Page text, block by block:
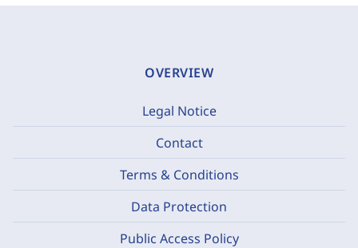
OVERVIEW
Legal Notice
Contact
Terms & Conditions
Data Protection
Public Access Policy